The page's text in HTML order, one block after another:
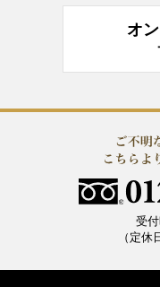
オ
受
（定休